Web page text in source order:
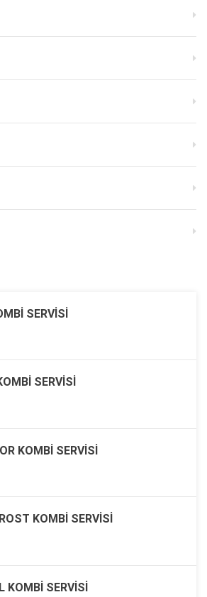
SERVISI
SERVISI
KOMBI SERVISI
KOMBI SERVISI
KOMBI SERVISI